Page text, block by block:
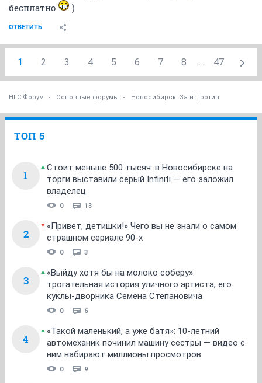
бесплатно
)
ОТВЕТИТЬ
1 2 3 4 5 6 7 8 ... 47
НГС.Форум Основные форумы Новосибирск: За и Против
ТОП 5
1
Стоит меньше 500 тысяч: в Новосибирске на
торги выставили серый Infiniti — его заложил
владелец
0 13
2
«Привет, детишки!» Чего вы не знали о самом
страшном сериале 90-х
0 3
3
«Выйду хотя бы на молоко соберу»:
трогательная история уличного артиста, его
куклы-дворника Семена Степановича
0 6
4
«Такой маленький, а уже батя»: 10-летний
автомеханик починил машину сестры — видео с
ним набирают миллионы просмотров
0 9